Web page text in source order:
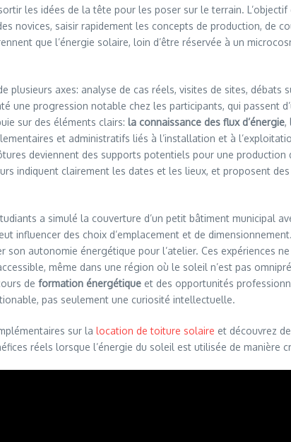
les idées de la tête pour les poser sur le terrain.
novices, saisir rapidement les concepts de production, de
que l’énergie solaire, loin d’être réservée à un
plusieurs axes: analyse de cas réels, visites de sites,
une progression notable chez les participants, qui passent
sur des éléments clairs: la connaissance des flux d’énergie,
et administratifs liés à l’installation et à
deviennent des supports potentiels pour une production
indiquent clairement les dates et les lieux, et proposent
a simulé la couverture d’un petit bâtiment municipal
influencer des choix d’emplacement et de
autonomie énergétique pour l’atelier. Ces expériences
même dans une région où le soleil n’est pas
de formation énergétique et des opportunités
pas seulement une curiosité intellectuelle.
sur la location de toiture solaire et découvrez
réels lorsque l’énergie du soleil est utilisée de manière